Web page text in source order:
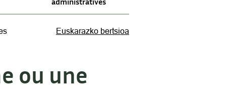
Euskarazko bertsioa
ou une